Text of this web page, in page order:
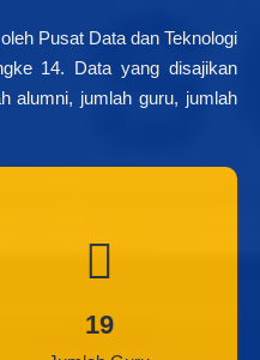
Pusat Data dan Teknologi
14. Data yang disajikan
alumni, jumlah guru, jumlah
19